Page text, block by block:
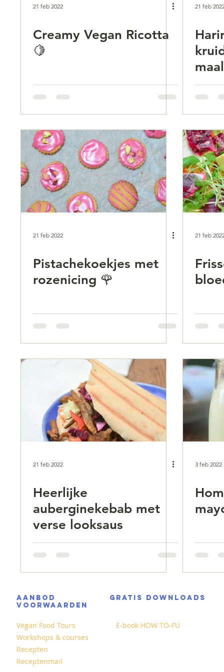
21 feb 2022
Creamy Vegan Ricotta
🍋
21 feb
21 feb 2022
Pistachekoekjes met
rozenicing 🌹
21 feb
21 feb 2022
Heerlijke
auberginekebab met
verse looksaus
3 feb 2022
AANBOD
GRATIS DOWNLOADS
VOORWAARDEN
Vegan Food Tours
Workshops & courses
Recepten
Receptenmail
E-book HOW TO-FU